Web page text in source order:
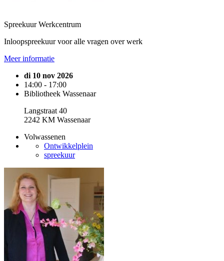
Spreekuur Werkcentrum
Inloopspreekuur voor alle vragen over werk
Meer informatie
di 10 nov 2026
14:00 - 17:00
Bibliotheek Wassenaar
Langstraat 40
2242 KM Wassenaar
Volwassenen
Ontwikkelplein
spreekuur